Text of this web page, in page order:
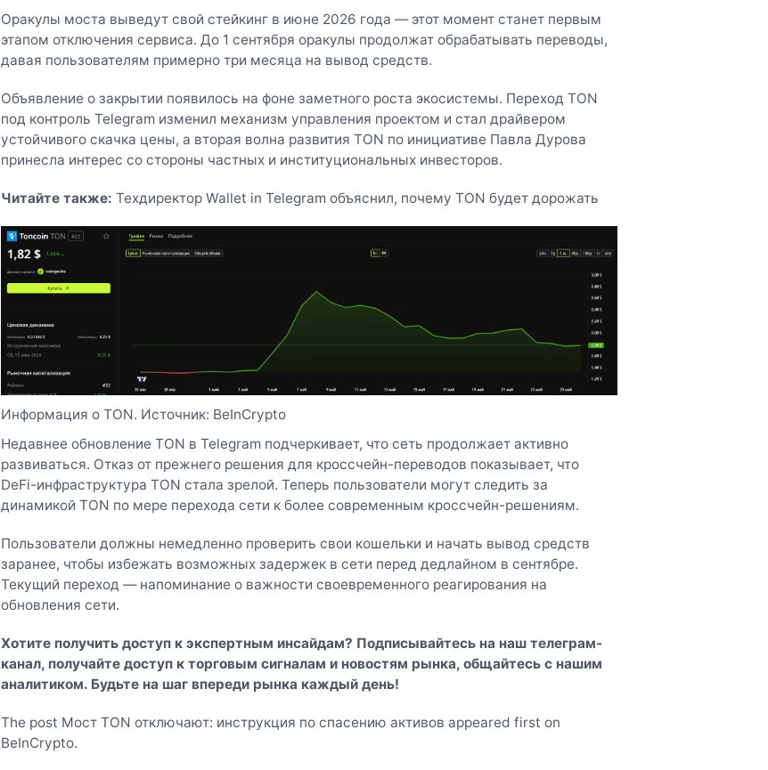
Оракулы моста выведут свой стейкинг в июне 2026 года — этот момент станет первым
этапом отключения сервиса. До 1 сентября оракулы продолжат обрабатывать переводы,
давая пользователям примерно три месяца на вывод средств.
Объявление о закрытии появилось на фоне заметного роста экосистемы. Переход TON
под контроль Telegram изменил механизм управления проектом и стал драйвером
устойчивого скачка цены, а вторая волна развития TON по инициативе Павла Дурова
принесла интерес со стороны частных и институциональных инвесторов.
Читайте также: Техдиректор Wallet in Telegram объяснил, почему TON будет дорожать
Информация о TON. Источник: BeInCrypto
Недавнее обновление TON в Telegram подчеркивает, что сеть продолжает активно
развиваться. Отказ от прежнего решения для кроссчейн-переводов показывает, что
DeFi-инфраструктура TON стала зрелой. Теперь пользователи могут следить за
динамикой TON по мере перехода сети к более современным кроссчейн-решениям.
Пользователи должны немедленно проверить свои кошельки и начать вывод средств
заранее, чтобы избежать возможных задержек в сети перед дедлайном в сентябре.
Текущий переход — напоминание о важности своевременного реагирования на
обновления сети.
Хотите получить доступ к экспертным инсайдам? Подписывайтесь на наштелеграм-
канал, получайте доступ к торговым сигналам и новостям рынка, общайтесь с нашим
аналитиком. Будьте на шаг впереди рынка каждый день!
The post Мост TON отключают: инструкция по спасению активов appeared first on
BeInCrypto.